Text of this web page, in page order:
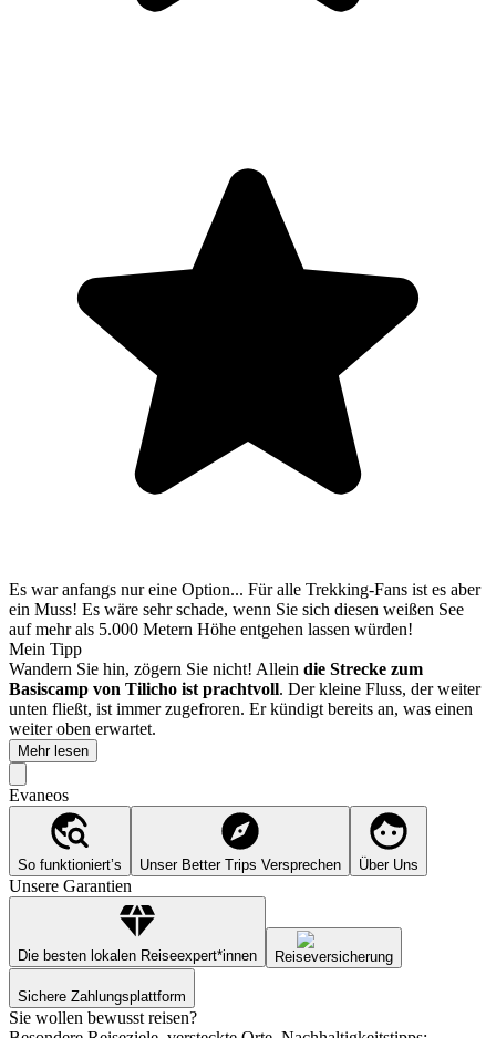
Es war anfangs nur eine Option... Für alle Trekking-Fans ist es aber
ein Muss! Es wäre sehr schade, wenn Sie sich diesen weißen See
auf mehr als 5.000 Metern Höhe entgehen lassen würden!
Mein Tipp
Wandern Sie hin, zögern Sie nicht! Allein die Strecke zum
Basiscamp von Tilicho ist prachtvoll. Der kleine Fluss, der weiter
unten fließt, ist immer zugefroren. Er kündigt bereits an, was einen
weiter oben erwartet.
Mehr lesen
Evaneos
So funktioniert’s Unser Better Trips Versprechen Über Uns
Unsere Garantien
Die besten lokalen Reiseexpert*innen Reiseversicherung
Sichere Zahlungsplattform
Sie wollen bewusst reisen?